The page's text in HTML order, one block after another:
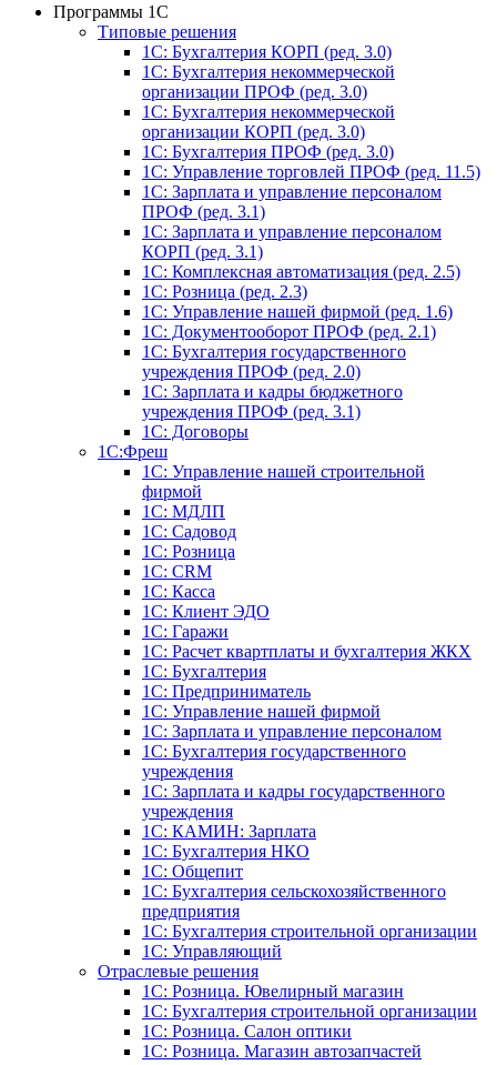
Программы 1С
Типовые решения
1C: Бухгалтерия КОРП (ред. 3.0)
1С: Бухгалтерия некоммерческой
организации ПРОФ (ред. 3.0)
1С: Бухгалтерия некоммерческой
организации КОРП (ред. 3.0)
1C: Бухгалтерия ПРОФ (ред. 3.0)
1C: Управление торговлей ПРОФ (ред. 11.5)
1C: Зарплата и управление персоналом
ПРОФ (ред. 3.1)
1C: Зарплата и управление персоналом
КОРП (ред. 3.1)
1C: Комплексная автоматизация (ред. 2.5)
1С: Розница (ред. 2.3)
1С: Управление нашей фирмой (ред. 1.6)
1С: Документооборот ПРОФ (ред. 2.1)
1C: Бухгалтерия государственного
учреждения ПРОФ (ред. 2.0)
1C: Зарплата и кадры бюджетного
учреждения ПРОФ (ред. 3.1)
1С: Договоры
1С:Фреш
1С: Управление нашей строительной
фирмой
1С: МДЛП
1С: Садовод
1С: Розница
1C: CRM
1C: Касса
1С: Клиент ЭДО
1С: Гаражи
1C: Расчет квартплаты и бухгалтерия ЖКХ
1C: Бухгалтерия
1C: Предприниматель
1C: Управление нашей фирмой
1C: Зарплата и управление персоналом
1C: Бухгалтерия государственного
учреждения
1C: Зарплата и кадры государственного
учреждения
1C: КАМИН: Зарплата
1C: Бухгалтерия НКО
1С: Общепит
1С: Бухгалтерия сельскохозяйст­венного
предприятия
1С: Бухгалтерия строительной организации
1С: Управляющий
Отраслевые решения
1С: Розница. Ювелирный магазин
1С: Бухгалтерия строительной организации
1С: Розница. Салон оптики
1С: Розница. Магазин автозапчастей